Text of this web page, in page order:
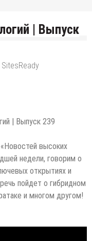
| Выпуск
SitesReady
высоких
недели, говорим о
открытиях и
пойдет о гибридном
и многом другом!